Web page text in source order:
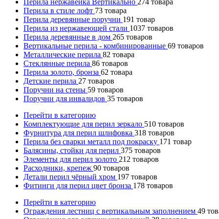
Перила нержавейка Вертикально 274 товара
Перила в стиле лофт 73 товара
Перила деревянные поручни 191 товар
Перила из нержавеющей стали 1037 товаров
Перила деревянные в дом 265 товаров
Вертикальные перила - комбинированные 69 товаров
Металлические перила 82 товара
Стеклянные перила 86 товаров
Перила золото, бронза 62 товара
Детские перила 27 товаров
Поручни на стены 59 товаров
Поручни для инвалидов 35 товаров
Перейти в категорию
Комплектующие для перил зеркало 510 товаров
Фурнитура для перил шлифовка 318 товаров
Перила без сварки металл под покраску 171 товар
Балясины, стойки для перил 375 товаров
Элементы для перил золото 212 товаров
Расходники, крепеж 90 товаров
Детали перил чёрный хром 197 товаров
Фитинги для перил цвет бронза 178 товаров
Перейти в категорию
Ограждения лестниц с вертикальным заполнением 49